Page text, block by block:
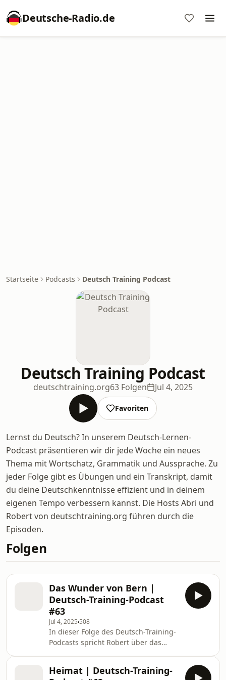
Deutsche-Radio.de
Startseite Podcasts Deutsch Training Podcast
Deutsch Training Podcast
deutschtraining.org63 Folgen Jul 4, 2025
Favoriten
Lernst du Deutsch? In unserem Deutsch-Lernen-
Podcast präsentieren wir dir jede Woche ein neues
Thema mit Wortschatz, Grammatik und Aussprache. Zu
jeder Folge gibt es Übungen und ein Transkript, damit
du deine Deutschkenntnisse effizient und in deinem
eigenen Tempo verbessern kannst. Die Hosts Abri und
Robert von deutschtraining.org führen durch die
Episoden.
Folgen
Das Wunder von Bern |
Deutsch-Training-Podcast
#63
Jul 4, 2025 508
In dieser Folge des Deutsch-Training-
Podcasts spricht Robert über das
Sportgeschichte.Auf der Podcast-
Heimat | Deutsch-Training-